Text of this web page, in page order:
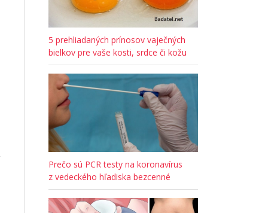
5 prehliadaných prínosov vaječných
bielkov pre vaše kosti, srdce či kožu
Prečo sú PCR testy na koronavírus
z vedeckého hľadiska bezcenné